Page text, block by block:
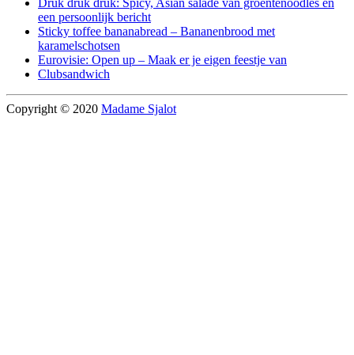
een persoonlijk bericht
Sticky toffee bananabread – Bananenbrood met
karamelschotsen
Eurovisie: Open up – Maak er je eigen feestje van
Clubsandwich
Copyright © 2020 Madame Sjalot